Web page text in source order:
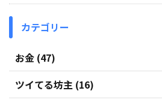
カテゴリー
お金 (47)
ツイてる坊主 (16)